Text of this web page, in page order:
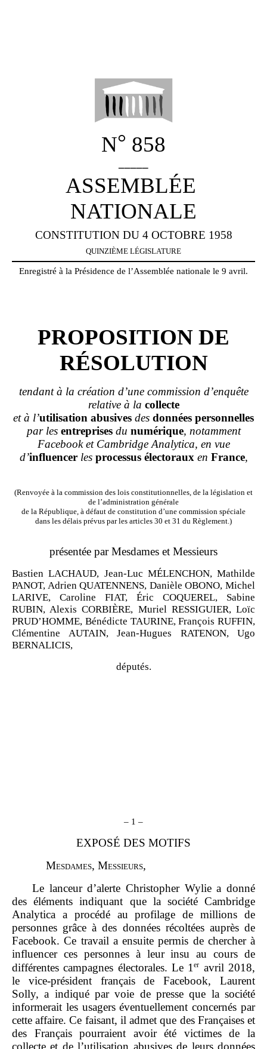
N° 858
ASSEMBLÉE
NATIONALE
CONSTITUTION DU 4 OCTOBRE 1958
QUINZIÈME LÉGISLATURE
Enregistré à la Présidence de l’Assemblée nationale le 9 avril.
PROPOSITION DE
RÉSOLUTION
tendant à la création d’une commission d’enquête
relative à la collecte
et à l’utilisation abusives des données personnelles
par les entreprisesdu numérique, notamment
Facebooket Cambridge Analytica, en vue
d’influencerles processus électoraux en France,
(Renvoyée à la commission des lois constitutionnelles, de la législation et
de l’administration générale
de la République, à défaut de constitution d’une commission spéciale
dans les délais prévus par les articles 30 et 31 du Règlement.)
présentée par Mesdames et Messieurs
Bastien LACHAUD, Jean‑Luc MÉLENCHON, Mathilde
PANOT, Adrien QUATENNENS, Danièle OBONO, Michel
LARIVE,
Caroline FIAT, Éric COQUEREL,
Sabine
RUBIN, Alexis CORBIÈRE, Muriel RESSIGUIER, Loïc
PRUD’HOMME, Bénédicte TAURINE, François RUFFIN,
Clémentine AUTAIN,
Jean‑Hugues RATENON,
Ugo
BERNALICIS,
députés.
– 1 –
EXPOSÉ DES MOTIFS
Mesdames, Messieurs,
Le lanceur d’alerte Christopher Wylie a donné
des éléments indiquant que la société Cambridge
Analytica a procédé au profilage de millions de
personnes grâce à des données récoltées auprès de
Facebook. Ce travail a ensuite permis de chercher à
influencer ces personnes à leur insu au cours de
différentes campagnes électorales. Le 1er avril 2018,
le vice‑président français de Facebook, Laurent
Solly, a indiqué par voie de presse que la société
informerait les usagers éventuellement concernés par
cette affaire. Ce faisant, il admet que des Françaises et
des Français pourraient avoir été victimes de la
collecte et de l’utilisation abusives de leurs données